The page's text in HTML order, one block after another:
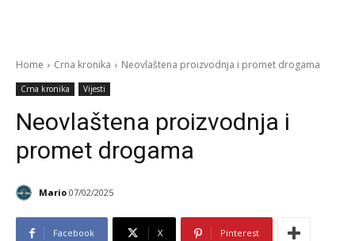
Home Crna kronika Neovlaštena proizvodnja i promet drogama
Crna kronika Vijesti
Neovlaštena proizvodnja i
promet drogama
Mario 07/02/2025
Facebook X Pinterest